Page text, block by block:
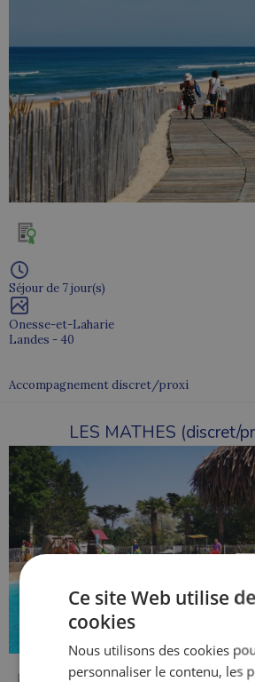
Séjour de 7 jour(s)
Onesse-et-Laharie
Landes - 40
Accompagnement discret/proxi
LES MATHES (discret/
Ce site Web utilise
cookies
Nous utilisons des cookies
personnaliser le contenu, les